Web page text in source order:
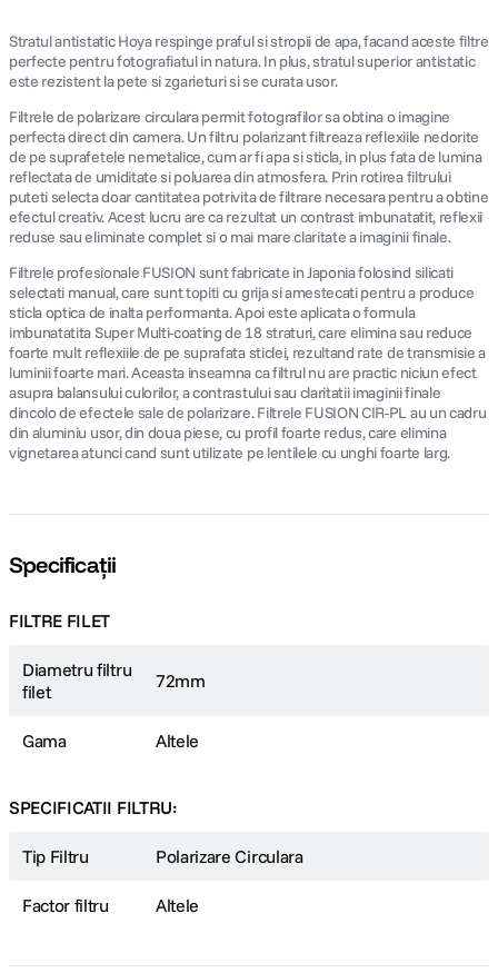
Stratul antistatic Hoya respinge praful si stropii de apa, facand aceste filtre
perfecte pentru fotografiatul in natura. In plus, stratul superior antistatic
este rezistent la pete si zgarieturi si se curata usor.
Filtrele de polarizare circulara permit fotografilor sa obtina o imagine
perfecta direct din camera. Un filtru polarizant filtreaza reflexiile nedorite
de pe suprafetele nemetalice, cum ar fi apa si sticla, in plus fata de lumina
reflectata de umiditate si poluarea din atmosfera. Prin rotirea filtrului
puteti selecta doar cantitatea potrivita de filtrare necesara pentru a obtine
efectul creativ. Acest lucru are ca rezultat un contrast imbunatatit, reflexii
reduse sau eliminate complet si o mai mare claritate a imaginii finale.
Filtrele profesionale FUSION sunt fabricate in Japonia folosind silicati
selectati manual, care sunt topiti cu grija si amestecati pentru a produce
sticla optica de inalta performanta. Apoi este aplicata o formula
imbunatatita Super Multi-coating de 18 straturi, care elimina sau reduce
foarte mult reflexiile de pe suprafata sticlei, rezultand rate de transmisie a
luminii foarte mari. Aceasta inseamna ca filtrul nu are practic niciun efect
asupra balansului culorilor, a contrastului sau claritatii imaginii finale
dincolo de efectele sale de polarizare. Filtrele FUSION CIR-PL au un cadru
din aluminiu usor, din doua piese, cu profil foarte redus, care elimina
vignetarea atunci cand sunt utilizate pe lentilele cu unghi foarte larg.
Specificații
FILTRE FILET
Diametru filtru
filet
72mm
Gama Altele
SPECIFICATII FILTRU:
Tip Filtru Polarizare Circulara
Factor filtru Altele